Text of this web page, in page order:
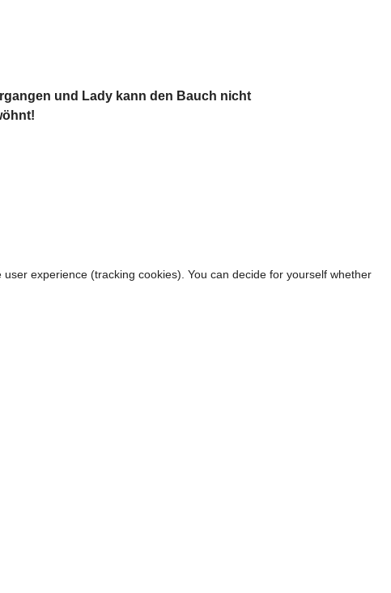
und Lady kann den Bauch nicht
experience (tracking cookies). You can decide for yourself whether